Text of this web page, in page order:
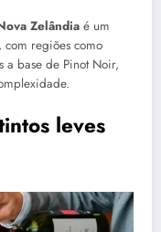
Zelândia é um
com regiões como
a base de Pinot Noir,
leves